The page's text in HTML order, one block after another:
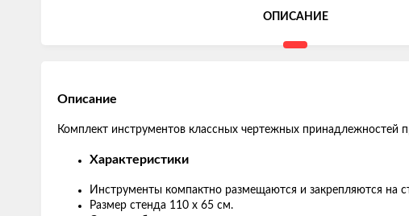
ОПИСАНИЕ
Описание
Комплект инструментов классных чертежных принадлежностей
Характеристики
Инструменты компактно размещаются и закрепляются на
Размер стенда 110 х 65 см.